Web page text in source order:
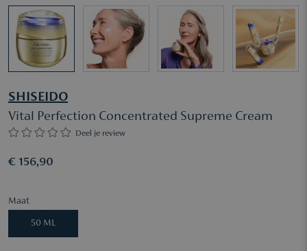
SHISEIDO
Vital Perfection Concentrated Supreme Cream
Deel je review
€ 156,90
Maat
50 ML